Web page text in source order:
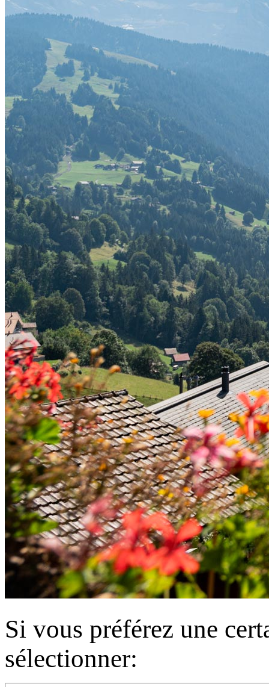
Si vous préférez une
sélectionner: